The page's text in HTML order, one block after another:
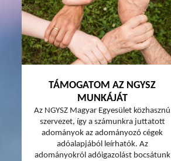
TÁMOGATOM AZ NGYSZ
MUNKÁJÁT
Az NGYSZ Magyar Egyesület közhasznú
szervezet, így a számunkra juttatott
adományok az adományozó cégek
adóalapjából leírhatók. Az
adományokról adóigazolást bocsátunk